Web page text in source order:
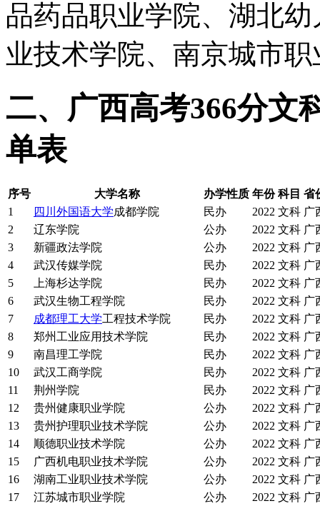
品药品职业学院、湖北
业技术学院、南京城市
二、广西高考366分文
单表
序号 大学名称 办学性质 年份 科目 省
1
四川外国语大学成都学院 民办 2022 文科 广
2
辽东学院 公办 2022 文科 广
3
新疆政法学院 公办 2022 文科 广
4
武汉传媒学院 民办 2022 文科 广
5
上海杉达学院 民办 2022 文科 广
6
武汉生物工程学院 民办 2022 文科 广
7
成都理工大学工程技术学院 民办 2022 文科 广
8
郑州工业应用技术学院 民办 2022 文科 广
9
南昌理工学院 民办 2022 文科 广
10
武汉工商学院 民办 2022 文科 广
11
荆州学院 民办 2022 文科 广
12
贵州健康职业学院 公办 2022 文科 广
13
贵州护理职业技术学院 公办 2022 文科 广
14
顺德职业技术学院 公办 2022 文科 广
15
广西机电职业技术学院 公办 2022 文科 广
16
湖南工业职业技术学院 公办 2022 文科 广
17
江苏城市职业学院 公办 2022 文科 广